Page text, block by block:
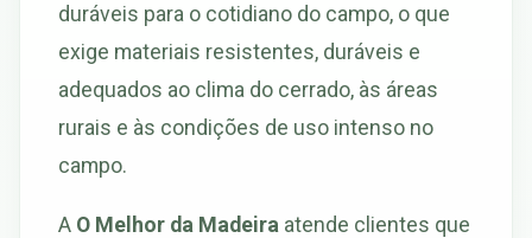
duráveis para o cotidiano do campo, o que
exige materiais resistentes, duráveis e
adequados ao clima do cerrado, às áreas
rurais e às condições de uso intenso no
campo.
A O Melhor da Madeira atende clientes que